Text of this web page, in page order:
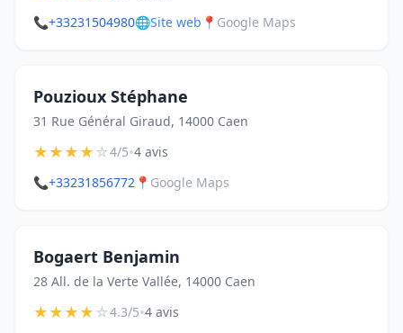
📞+33231504980🌐Site web 📍 Google Maps
Pouzioux Stéphane
31 Rue Général Giraud, 14000 Caen
★★★★☆4/5•4 avis
📞+33231856772 📍 Google Maps
Bogaert Benjamin
28 All. de la Verte Vallée, 14000 Caen
★★★★☆4.3/5•4 avis